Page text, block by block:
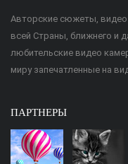
Авторские сюжеты,
всей Страны, ближнего и
любительские видео
миру запечатленные на
ПАРТНЕРЫ